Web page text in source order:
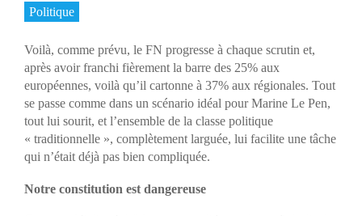
Politique
Voilà, comme prévu, le FN progresse à chaque scrutin et,
après avoir franchi fièrement la barre des 25% aux
européennes, voilà qu’il cartonne à 37% aux régionales. Tout
se passe comme dans un scénario idéal pour Marine Le Pen,
tout lui sourit, et l’ensemble de la classe politique
« traditionnelle », complètement larguée, lui facilite une tâche
qui n’était déjà pas bien compliquée.
Notre constitution est dangereuse